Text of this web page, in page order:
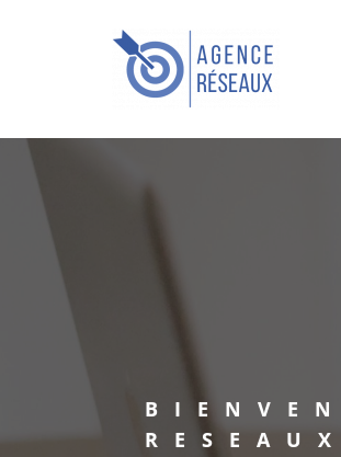
Agence
Toutes les clés pour votre
Business